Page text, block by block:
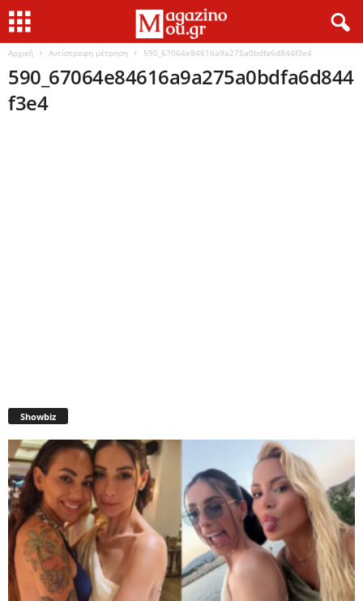
Αρχική Αντίστροφη μέτρηση 590_67064e84616a9a275a0bdfa6d844f3e4
590_67064e84616a9a275a0bdfa6d844
f3e4
Showbiz